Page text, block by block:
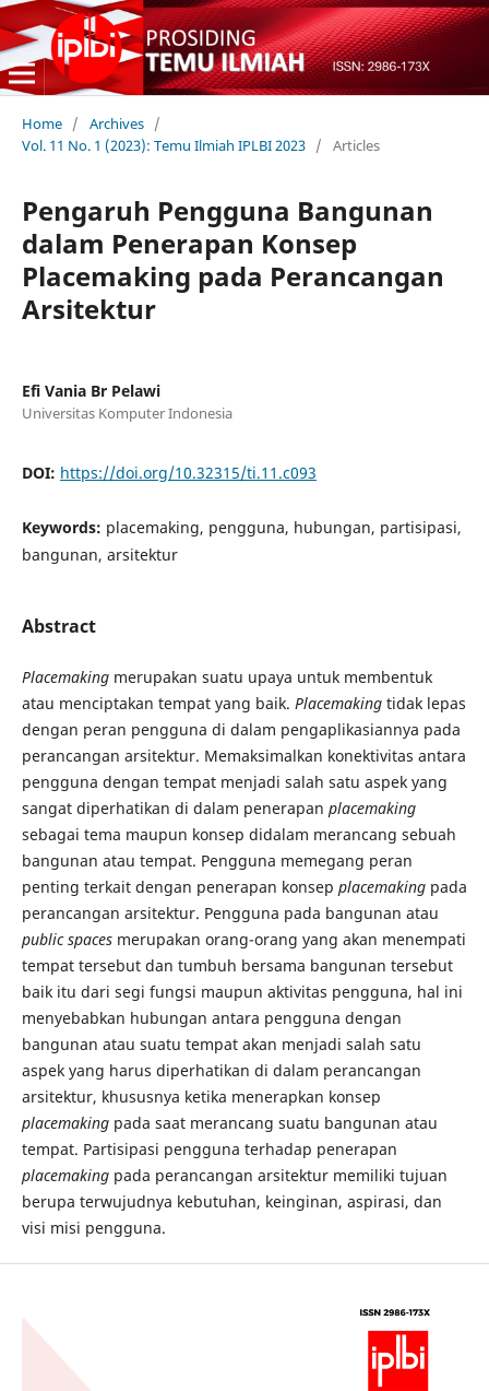
Home / Archives /
Vol. 11 No. 1 (2023): Temu Ilmiah IPLBI 2023 / Articles
Pengaruh Pengguna Bangunan
dalam Penerapan Konsep
Placemaking pada Perancangan
Arsitektur
Efi Vania Br Pelawi
Universitas Komputer Indonesia
DOI: https://doi.org/10.32315/ti.11.c093
Keywords: placemaking, pengguna, hubungan, partisipasi,
bangunan, arsitektur
Abstract
Placemakingmerupakan suatu upaya untuk membentuk
atau menciptakan tempat yang baik. Placemakingtidak lepas
dengan peran pengguna di dalam pengaplikasiannya pada
perancangan arsitektur. Memaksimalkan konektivitas antara
pengguna dengan tempat menjadi salah satu aspek yang
sangat diperhatikan di dalam penerapan placemaking
sebagai tema maupun konsep didalam merancang sebuah
bangunan atau tempat. Pengguna memegang peran
penting terkait dengan penerapan konsep placemakingpada
perancangan arsitektur. Pengguna pada bangunan atau
public spacesmerupakan orang-orang yang akan menempati
tempat tersebut dan tumbuh bersama bangunan tersebut
baik itu dari segi fungsi maupun aktivitas pengguna, hal ini
menyebabkan hubungan antara pengguna dengan
bangunan atau suatu tempat akan menjadi salah satu
aspek yang harus diperhatikan di dalam perancangan
arsitektur, khususnya ketika menerapkan konsep
placemakingpada saat merancang suatu bangunan atau
tempat. Partisipasi pengguna terhadap penerapan
placemakingpada perancangan arsitektur memiliki tujuan
berupa terwujudnya kebutuhan, keinginan, aspirasi, dan
visi misi pengguna.